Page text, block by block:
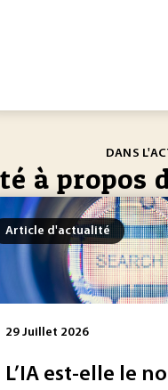
DANS
à propos
Article d'actualité
29 Juillet 2026
L’IA est-elle le